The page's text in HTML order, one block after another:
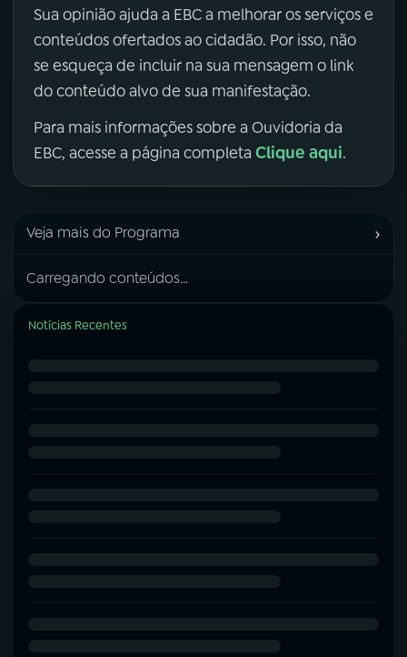
Sua opinião ajuda a EBC a melhorar os serviços e
conteúdos ofertados ao cidadão. Por isso, não
se esqueça de incluir na sua mensagem o link
do conteúdo alvo de sua manifestação.
Para mais informações sobre a Ouvidoria da
EBC, acesse a página completa Clique aqui.
Veja mais do Programa ›
Carregando conteúdos...
Notícias Recentes